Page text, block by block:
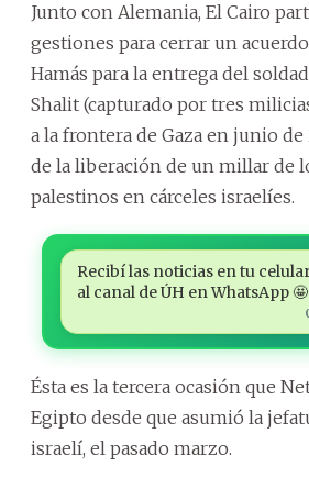
Junto con Alemania, El Cairo
gestiones para cerrar un
Hamás para la entrega del
Shalit (capturado por tres
a la frontera de Gaza en junio
de la liberación de un millar de
palestinos en cárceles israelíes.
Recibí las noticias en tu
al canal de ÚH en WhatsApp 🤩
Ésta es la tercera ocasión que
Egipto desde que asumió la
israelí, el pasado marzo.